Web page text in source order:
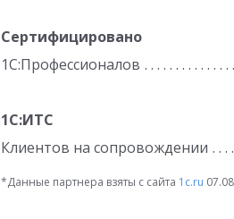
Сертифицировано
1С:Профессионалов
1С:ИТС
Клиентов на сопровождении
*Данные партнера взяты с сайта 1c.ru